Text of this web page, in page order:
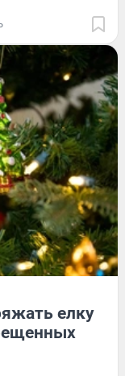
елку